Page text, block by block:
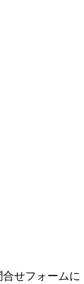
せフォーム